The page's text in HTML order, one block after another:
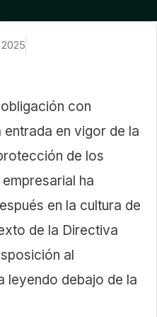
con
en vigor de la
de los
ha
en la cultura de
de la Directiva
al
leyendo debajo de la